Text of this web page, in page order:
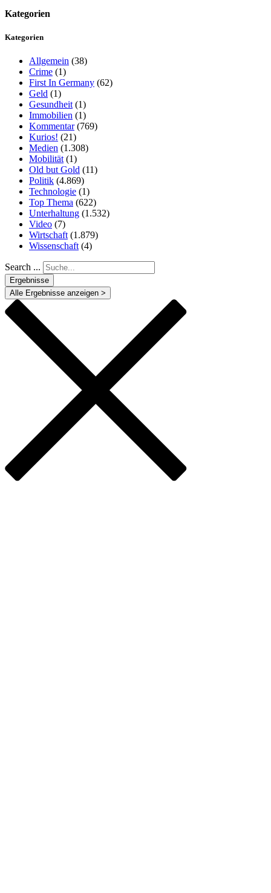
Kategorien
Kategorien
Allgemein (38)
Crime (1)
First In Germany (62)
Geld (1)
Gesundheit (1)
Immobilien (1)
Kommentar(769)
Kurios! (21)
Medien (1.308)
Mobilität (1)
Old but Gold (11)
Politik (4.869)
Technologie (1)
Top Thema (622)
Unterhaltung (1.532)
Video (7)
Wirtschaft (1.879)
Wissenschaft (4)
Search ...
Ergebnisse
Alle Ergebnisse anzeigen >